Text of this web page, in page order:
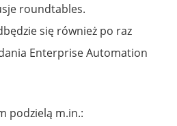
roundtables.
się również po raz
Enterprise Automation
podzielą m.in.: